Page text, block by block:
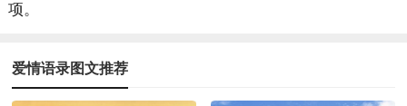
项。
爱情语录图文推荐